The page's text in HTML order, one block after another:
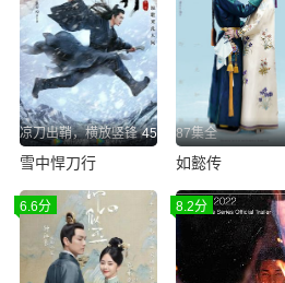
凉刀出鞘，横放竖锋 45
雪中悍刀行
87集全
如懿传
6.6分 8.2分